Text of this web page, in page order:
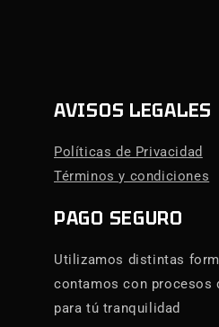
AVISOS LEGALES
Políticas de Privacidad
Términos y condiciones
PAGO SEGURO
Utilizamos distintas
contamos con procesos
para tú tranquilidad